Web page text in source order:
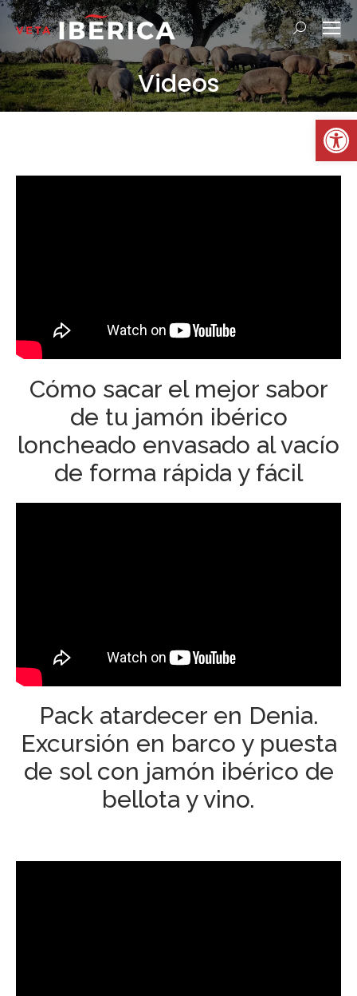
Buscar:
Videos
Cómo sacar el mejor sabor
de tu jamón ibérico
loncheado envasado al vacío
de forma rápida y fácil
Pack atardecer en Denia.
Excursión en barco y puesta
de sol con jamón ibérico de
bellota y vino.